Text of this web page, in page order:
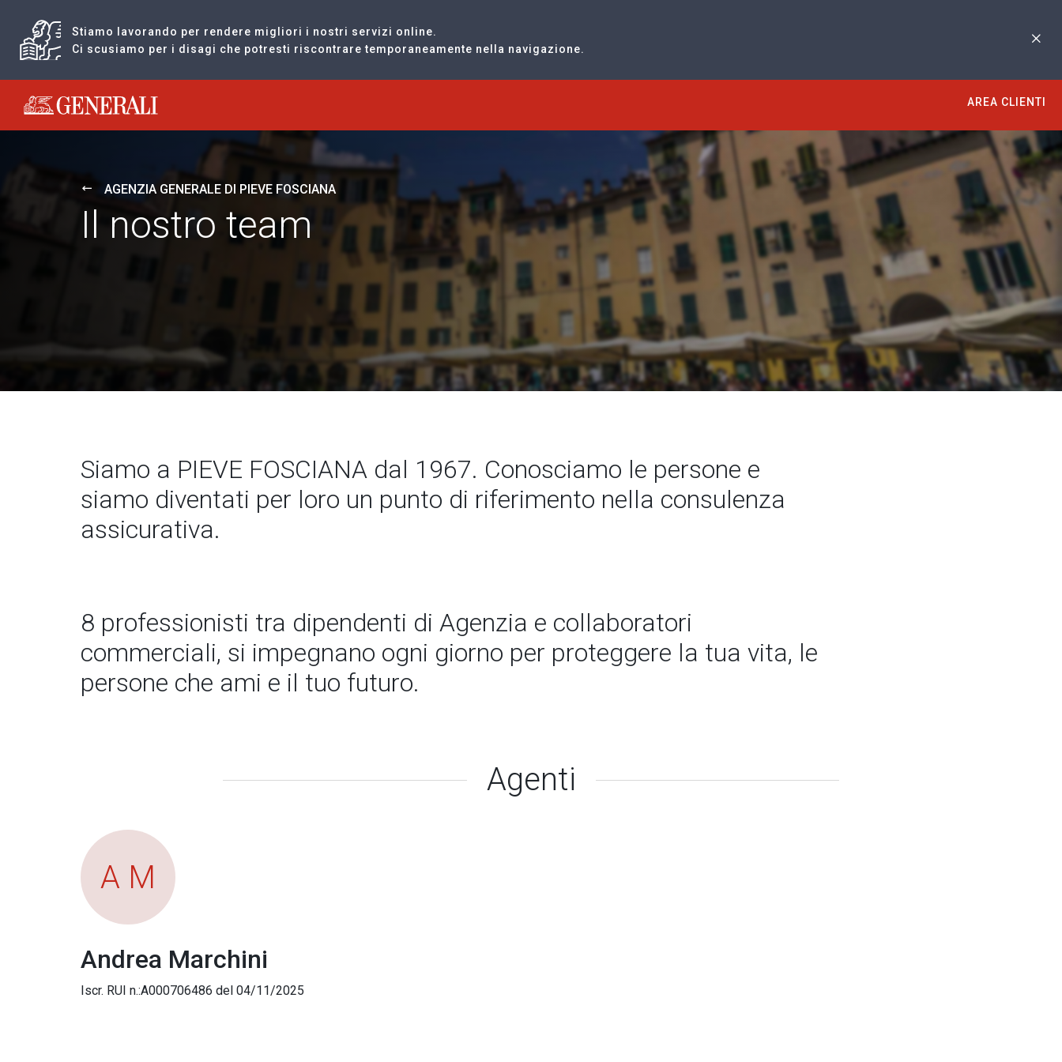
Stiamo lavorando per rendere migliori i nostri servizi online.
Ci scusiamo per i disagi che potresti riscontrare temporaneamente nella navigazione.
Generali logo
AREA CLIENTI
AGENZIA GENERALE DI PIEVE FOSCIANA
Il nostro team
Siamo a PIEVE FOSCIANA dal 1967. Conosciamo le persone e
siamo diventati per loro un punto di riferimento nella consulenza
assicurativa.
8 professionisti tra dipendenti di Agenzia e collaboratori
commerciali, si impegnano ogni giorno per proteggere la tua vita, le
persone che ami e il tuo futuro.
Agenti
A M
Andrea Marchini
Iscr. RUI n.:A000706486 del 04/11/2025